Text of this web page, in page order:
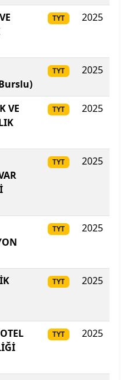
Üniversitesi
TYT 2025
TYT 2025
VE
TYT 2025
TYT 2025
TYT 2025
TYT 2025
TYT 2025